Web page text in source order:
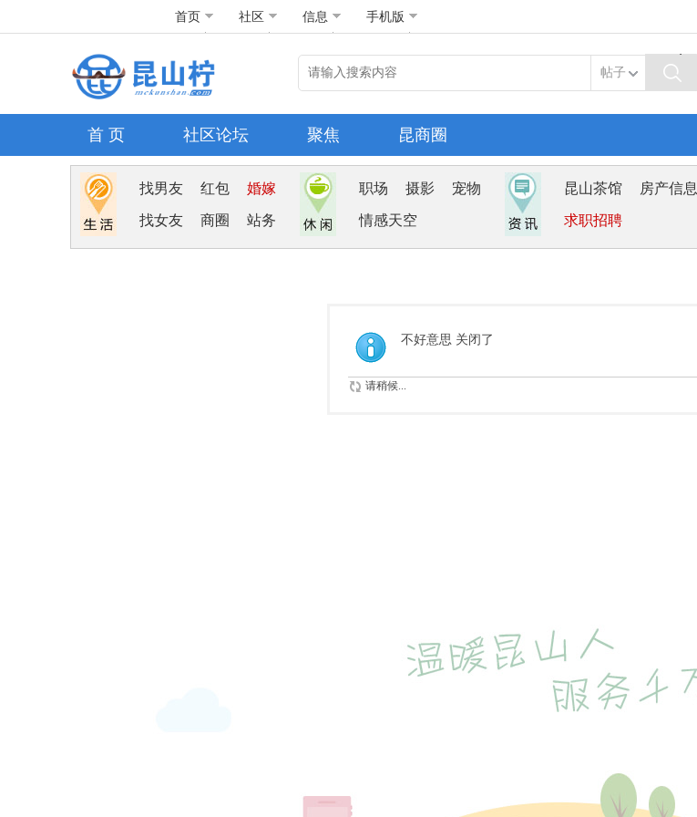
首页 社区 信息 手机版
帖子
首 页 社区论坛 聚焦 昆商圈
找男友 红包 婚嫁
找女友 商圈 站务
职场 摄影 宠物
情感天空
昆山茶馆 房产信息
求职招聘
不好意思 关闭了
请稍候...